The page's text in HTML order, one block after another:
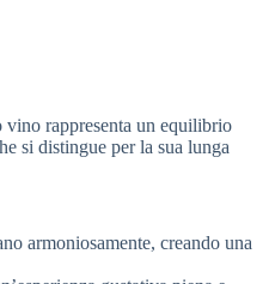
vino rappresenta un equilibrio
si distingue per la sua lunga
armoniosamente, creando una